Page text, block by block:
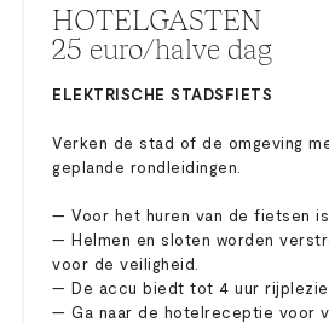
HOTELGASTEN
25 euro/halve dag
ELEKTRISCHE STADSFIETS
Verken de stad of de omgeving
geplande rondleidingen.
— Voor het huren van de fietsen
— Helmen en sloten worden
voor de veiligheid.
— De accu biedt tot 4 uur
— Ga naar de hotelreceptie voor